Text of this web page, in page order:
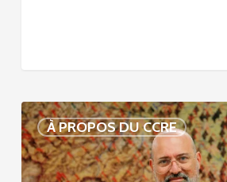
À PROPOS DU CCRE
Voix
de
nos